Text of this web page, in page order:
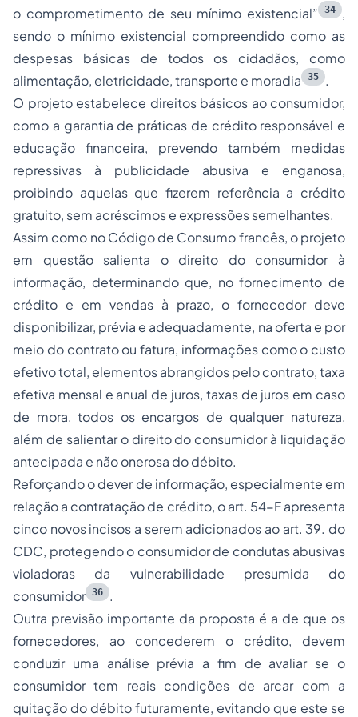
o comprometimento de seu mínimo existencial”
34
,
sendo o mínimo existencial compreendido como as
despesas básicas de todos os cidadãos, como
alimentação, eletricidade, transporte e moradia
35
.
O projeto estabelece direitos básicos ao consumidor,
como a garantia de práticas de crédito responsável e
educação financeira, prevendo também medidas
repressivas à publicidade abusiva e enganosa,
proibindo aquelas que fizerem referência a crédito
gratuito, sem acréscimos e expressões semelhantes.
Assim como no Código de Consumo francês, o projeto
em questão salienta o direito do consumidor à
informação, determinando que, no fornecimento de
crédito e em vendas à prazo, o fornecedor deve
disponibilizar, prévia e adequadamente, na oferta e por
meio do contrato ou fatura, informações como o custo
efetivo total, elementos abrangidos pelo contrato, taxa
efetiva mensal e anual de juros, taxas de juros em caso
de mora, todos os encargos de qualquer natureza,
além de salientar o direito do consumidor à liquidação
antecipada e não onerosa do débito.
Reforçando o dever de informação, especialmente em
relação a contratação de crédito, o art. 54-F apresenta
cinco novos incisos a serem adicionados ao art. 39. do
CDC, protegendo o consumidor de condutas abusivas
violadoras da vulnerabilidade presumida do
consumidor 36
.
Outra previsão importante da proposta é a de que os
fornecedores, ao concederem o crédito, devem
conduzir uma análise prévia a fim de avaliar se o
consumidor tem reais condições de arcar com a
quitação do débito futuramente, evitando que este se